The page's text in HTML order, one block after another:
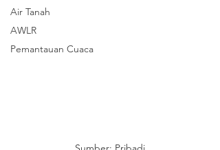
Air Tanah
AWLR
Pemantauan Cuaca